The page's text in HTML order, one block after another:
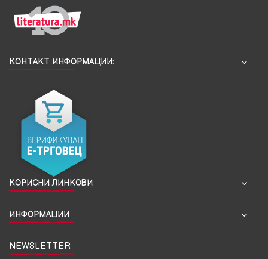
КОНТАКТ ИНФОРМАЦИИ:
КОРИСНИ ЛИНКОВИ
ИНФОРМАЦИИ
NEWSLETTER